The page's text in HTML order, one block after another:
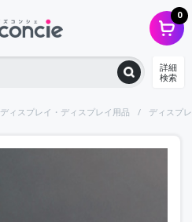
0
詳細
検索
ディスプレイ・ディスプレイ用品 ディスプ